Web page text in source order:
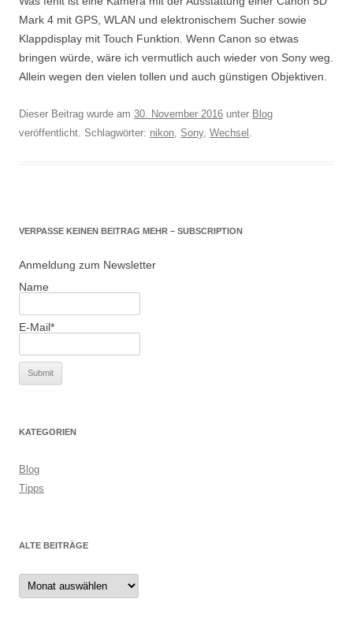
Mark 4 mit GPS, WLAN und elektronischem Sucher sowie
Klappdisplay mit Touch Funktion. Wenn Canon so etwas
bringen würde, wäre ich vermutlich auch wieder von Sony weg.
Allein wegen den vielen tollen und auch günstigen Objektiven.
Dieser Beitrag wurde am 30. November 2016 unter Blog
veröffentlicht. Schlagwörter: nikon Sony, Wechsel
VERPASSE KEINEN BEITRAG MEHR – SUBSCRIPTION
Anmeldung zum Newsletter
Name
E-Mail*
KATEGORIEN
Blog
Tipps
ALTE BEITRÄGE
Alte
Beiträge